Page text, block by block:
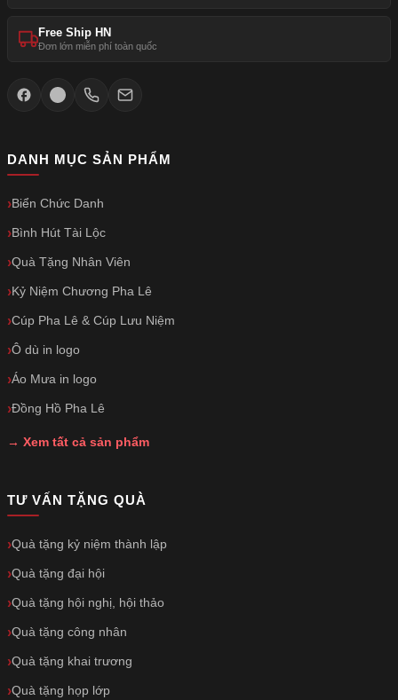
Free Ship HN
Đơn lớn miễn phí toàn quốc
DANH MỤC SẢN PHẨM
Biển Chức Danh
Bình Hút Tài Lộc
Quà Tặng Nhân Viên
Kỷ Niệm Chương Pha Lê
Cúp Pha Lê & Cúp Lưu Niệm
Ô dù in logo
Áo Mưa in logo
Đồng Hồ Pha Lê
→ Xem tất cả sản phẩm
TƯ VẤN TẶNG QUÀ
Quà tặng kỷ niệm thành lập
Quà tặng đại hội
Quà tặng hội nghị, hội thảo
Quà tặng công nhân
Quà tặng khai trương
Quà tặng họp lớp